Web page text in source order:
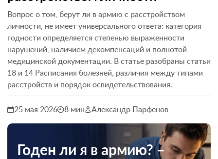
Вопрос о том, берут ли в армию с расстройством
личности, не имеет универсального ответа: категория
годности определяется степенью выраженности
нарушений, наличием декомпенсаций и полнотой
медицинской документации. В статье разобраны статьи
18 и 14 Расписания болезней, различия между типами
расстройств и порядок освидетельствования.
25 мая 2026 8 мин Александр Парфенов
Годен ли я в армию? –